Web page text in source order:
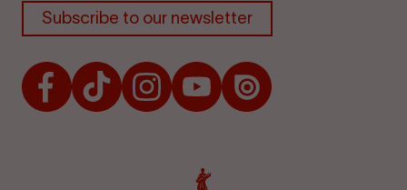
Subscribe to our newsletter
FacebookTikTokInstagramYoutubeIssuu